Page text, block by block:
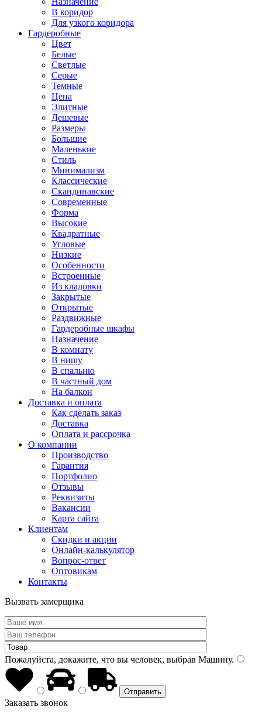
В коридор
Для узкого коридора
Гардеробные
Цвет
Белые
Светлые
Серые
Темные
Цена
Элитные
Дешевые
Размеры
Большие
Маленькие
Стиль
Минимализм
Классические
Скандинавские
Современные
Форма
Высокие
Квадратные
Угловые
Низкие
Особенности
Встроенные
Из кладовки
Закрытые
Открытые
Раздвижные
Гардеробные шкафы
Назначение
В комнату
В нишу
В спальню
В частный дом
На балкон
Доставка и оплата
Как сделать заказ
Доставка
Оплата и рассрочка
О компании
Производство
Гарантия
Портфолио
Отзывы
Реквизиты
Вакансии
Карта сайта
Клиентам
Скидки и акции
Онлайн-калькулятор
Вопрос-ответ
Оптовикам
Контакты
Вызвать замерщика
Пожалуйста, докажите, что вы человек, выбрав Машину.
Заказать звонок